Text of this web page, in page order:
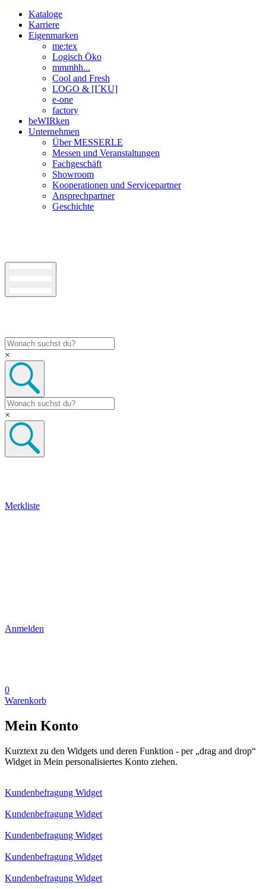
Kataloge
Karriere
Eigenmarken
me:tex
Logisch Öko
mmmhh...
Cool and Fresh
LOGO & [I´KU]
e-one
factory
beWIRken
Unternehmen
Über MESSERLE
Messen und Veranstaltungen
Fachgeschäft
Showroom
Kooperationen und Servicepartner
Ansprechpartner
Geschichte
×
×
Merkliste
Anmelden
0
Warenkorb
Mein Konto
Kurztext zu den Widgets und deren Funktion - per „drag and drop“
Widget in Mein personalisiertes Konto ziehen.
Kundenbefragung Widget
Kundenbefragung Widget
Kundenbefragung Widget
Kundenbefragung Widget
Kundenbefragung Widget